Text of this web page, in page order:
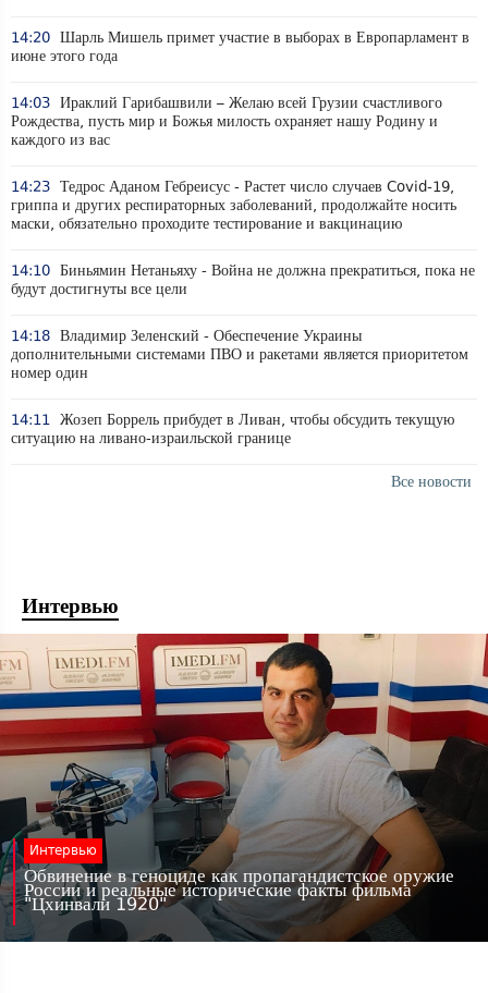
14:20 Шарль Мишель примет участие в выборах в Европарламент в
июне этого года
14:03 Ираклий Гарибашвили – Желаю всей Грузии счастливого
Рождества, пусть мир и Божья милость охраняет нашу Родину и
каждого из вас
14:23 Тедрос Аданом Гебреисус - Растет число случаев Covid-19,
гриппа и других респираторных заболеваний, продолжайте носить
маски, обязательно проходите тестирование и вакцинацию
14:10 Биньямин Нетаньяху - Война не должна прекратиться, пока не
будут достигнуты все цели
14:18 Владимир Зеленский - Обеспечение Украины
дополнительными системами ПВО и ракетами является приоритетом
номер один
14:11
Жозеп Боррель прибудет в Ливан, чтобы обсудить текущую
ситуацию на ливано-израильской границе
Все новости
Интервью
Интервью
Обвинение в геноциде как пропагандистское оружие
России и реальные исторические факты фильма
"Цхинвали 1920"